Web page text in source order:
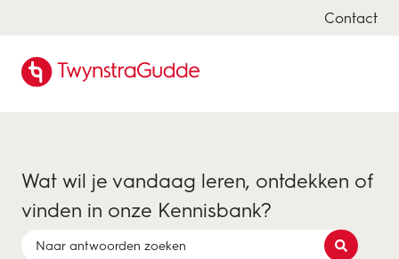
Contact
Wat wil je vandaag leren, ontdekken of
vinden in onze Kennisbank?